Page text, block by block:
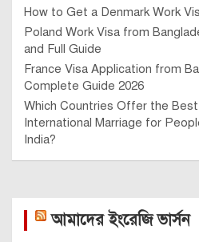
How to Get a Denmark Work
Poland Work Visa from
and Full Guide
France Visa Application from
Complete Guide 2026
Which Countries Offer the
International Marriage for
India?
আমাদের ইংরেজি ভার্সন